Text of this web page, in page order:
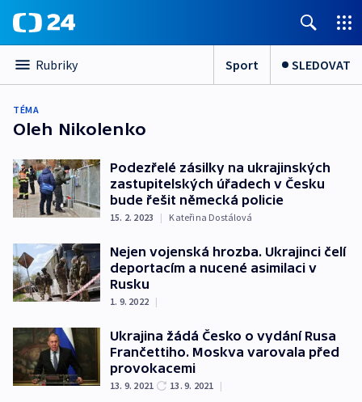
Rubriky Sport SLEDOVAT
TÉMA
Oleh Nikolenko
Podezřelé zásilky na ukrajinských
zastupitelských úřadech v Česku
bude řešit německá policie
15. 2. 2023 | Kateřina Dostálová
Nejen vojenská hrozba. Ukrajinci čelí
deportacím a nucené asimilaci v
Rusku
1. 9. 2022 |
Ukrajina žádá Česko o vydání Rusa
Frančettiho. Moskva varovala před
provokacemi
13. 9. 2021 13. 9. 2021 |